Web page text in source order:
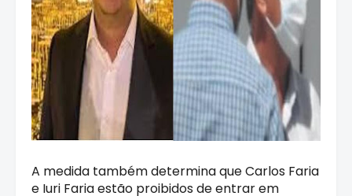
A medida também determina que Carlos Faria
e Iuri Faria estão proibidos de entrar em